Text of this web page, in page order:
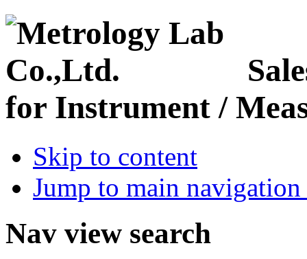
for Instrument /
Skip to content
Jump to main
Nav view search